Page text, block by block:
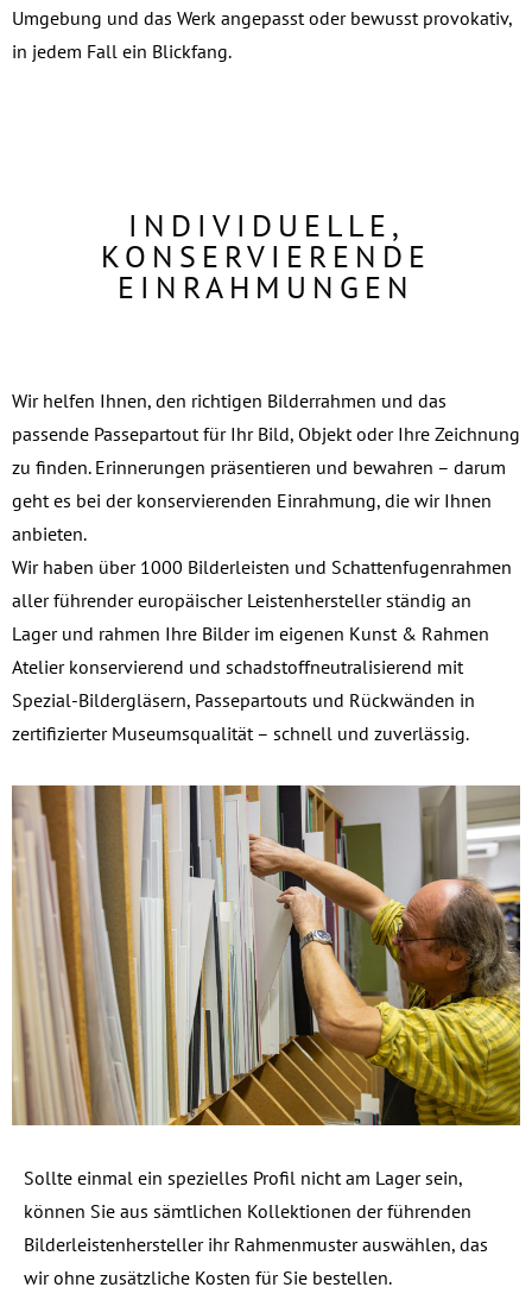
Umgebung und das Werk angepasst oder bewusst provokativ,
in jedem Fall ein Blickfang.
INDIVIDUELLE,
KONSERVIERENDE
EINRAHMUNGEN
Wir helfen Ihnen, den richtigen Bilderrahmen und das
passende Passepartout für Ihr Bild, Objekt oder Ihre Zeichnung
zu finden. Erinnerungen präsentieren und bewahren – darum
geht es bei der konservierenden Einrahmung, die wir Ihnen
anbieten.
Wir haben über 1000 Bilderleisten und Schattenfugenrahmen
aller führender europäischer Leistenhersteller ständig an
Lager und rahmen Ihre Bilder im eigenen Kunst & Rahmen
Atelier konservierend und schadstoffneutralisierend mit
Spezial-Bildergläsern, Passepartouts und Rückwänden in
zertifizierter Museumsqualität – schnell und zuverlässig.
Sollte einmal ein spezielles Profil nicht am Lager sein,
können Sie aus sämtlichen Kollektionen der führenden
Bilderleistenhersteller ihr Rahmenmuster auswählen, das
wir ohne zusätzliche Kosten für Sie bestellen.